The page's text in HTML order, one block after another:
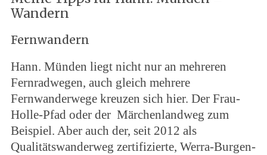
Wandern
Fernwandern
Hann. Münden liegt nicht nur an mehreren
Fernradwegen, auch gleich mehrere
Fernwanderwege kreuzen sich hier. Der Frau-
Holle-Pfad oder der Märchenlandweg zum
Beispiel. Aber auch der, seit 2012 als
Qualitätswanderweg zertifizierte, Werra-Burgen-